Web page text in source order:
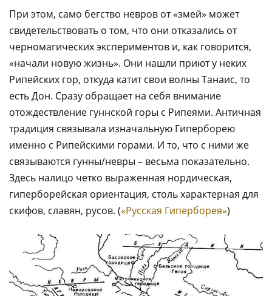
При этом, само бегство невров от «змей» может
свидетельствовать о том, что они отказались от
черномагических экспериментов и, как говорится,
«начали новую жизнь». Они нашли приют у неких
Рипейских гор, откуда катит свои волны Танаис, то
есть Дон. Сразу обращает на себя внимание
отождествление гуннской горы с Рипеями. Античная
традиция связывала изначальную Гиперборею
именно с Рипейскими горами. И то, что с ними же
связываются гунны/невры – весьма показательно.
Здесь налицо четко выраженная нордическая,
гиперборейская ориентация, столь характерная для
скифов, славян, русов. («Русская Гиперборея»)